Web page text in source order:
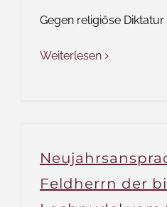
Gegen religiöse Diktatur
Weiterlesen
Feldherrn der